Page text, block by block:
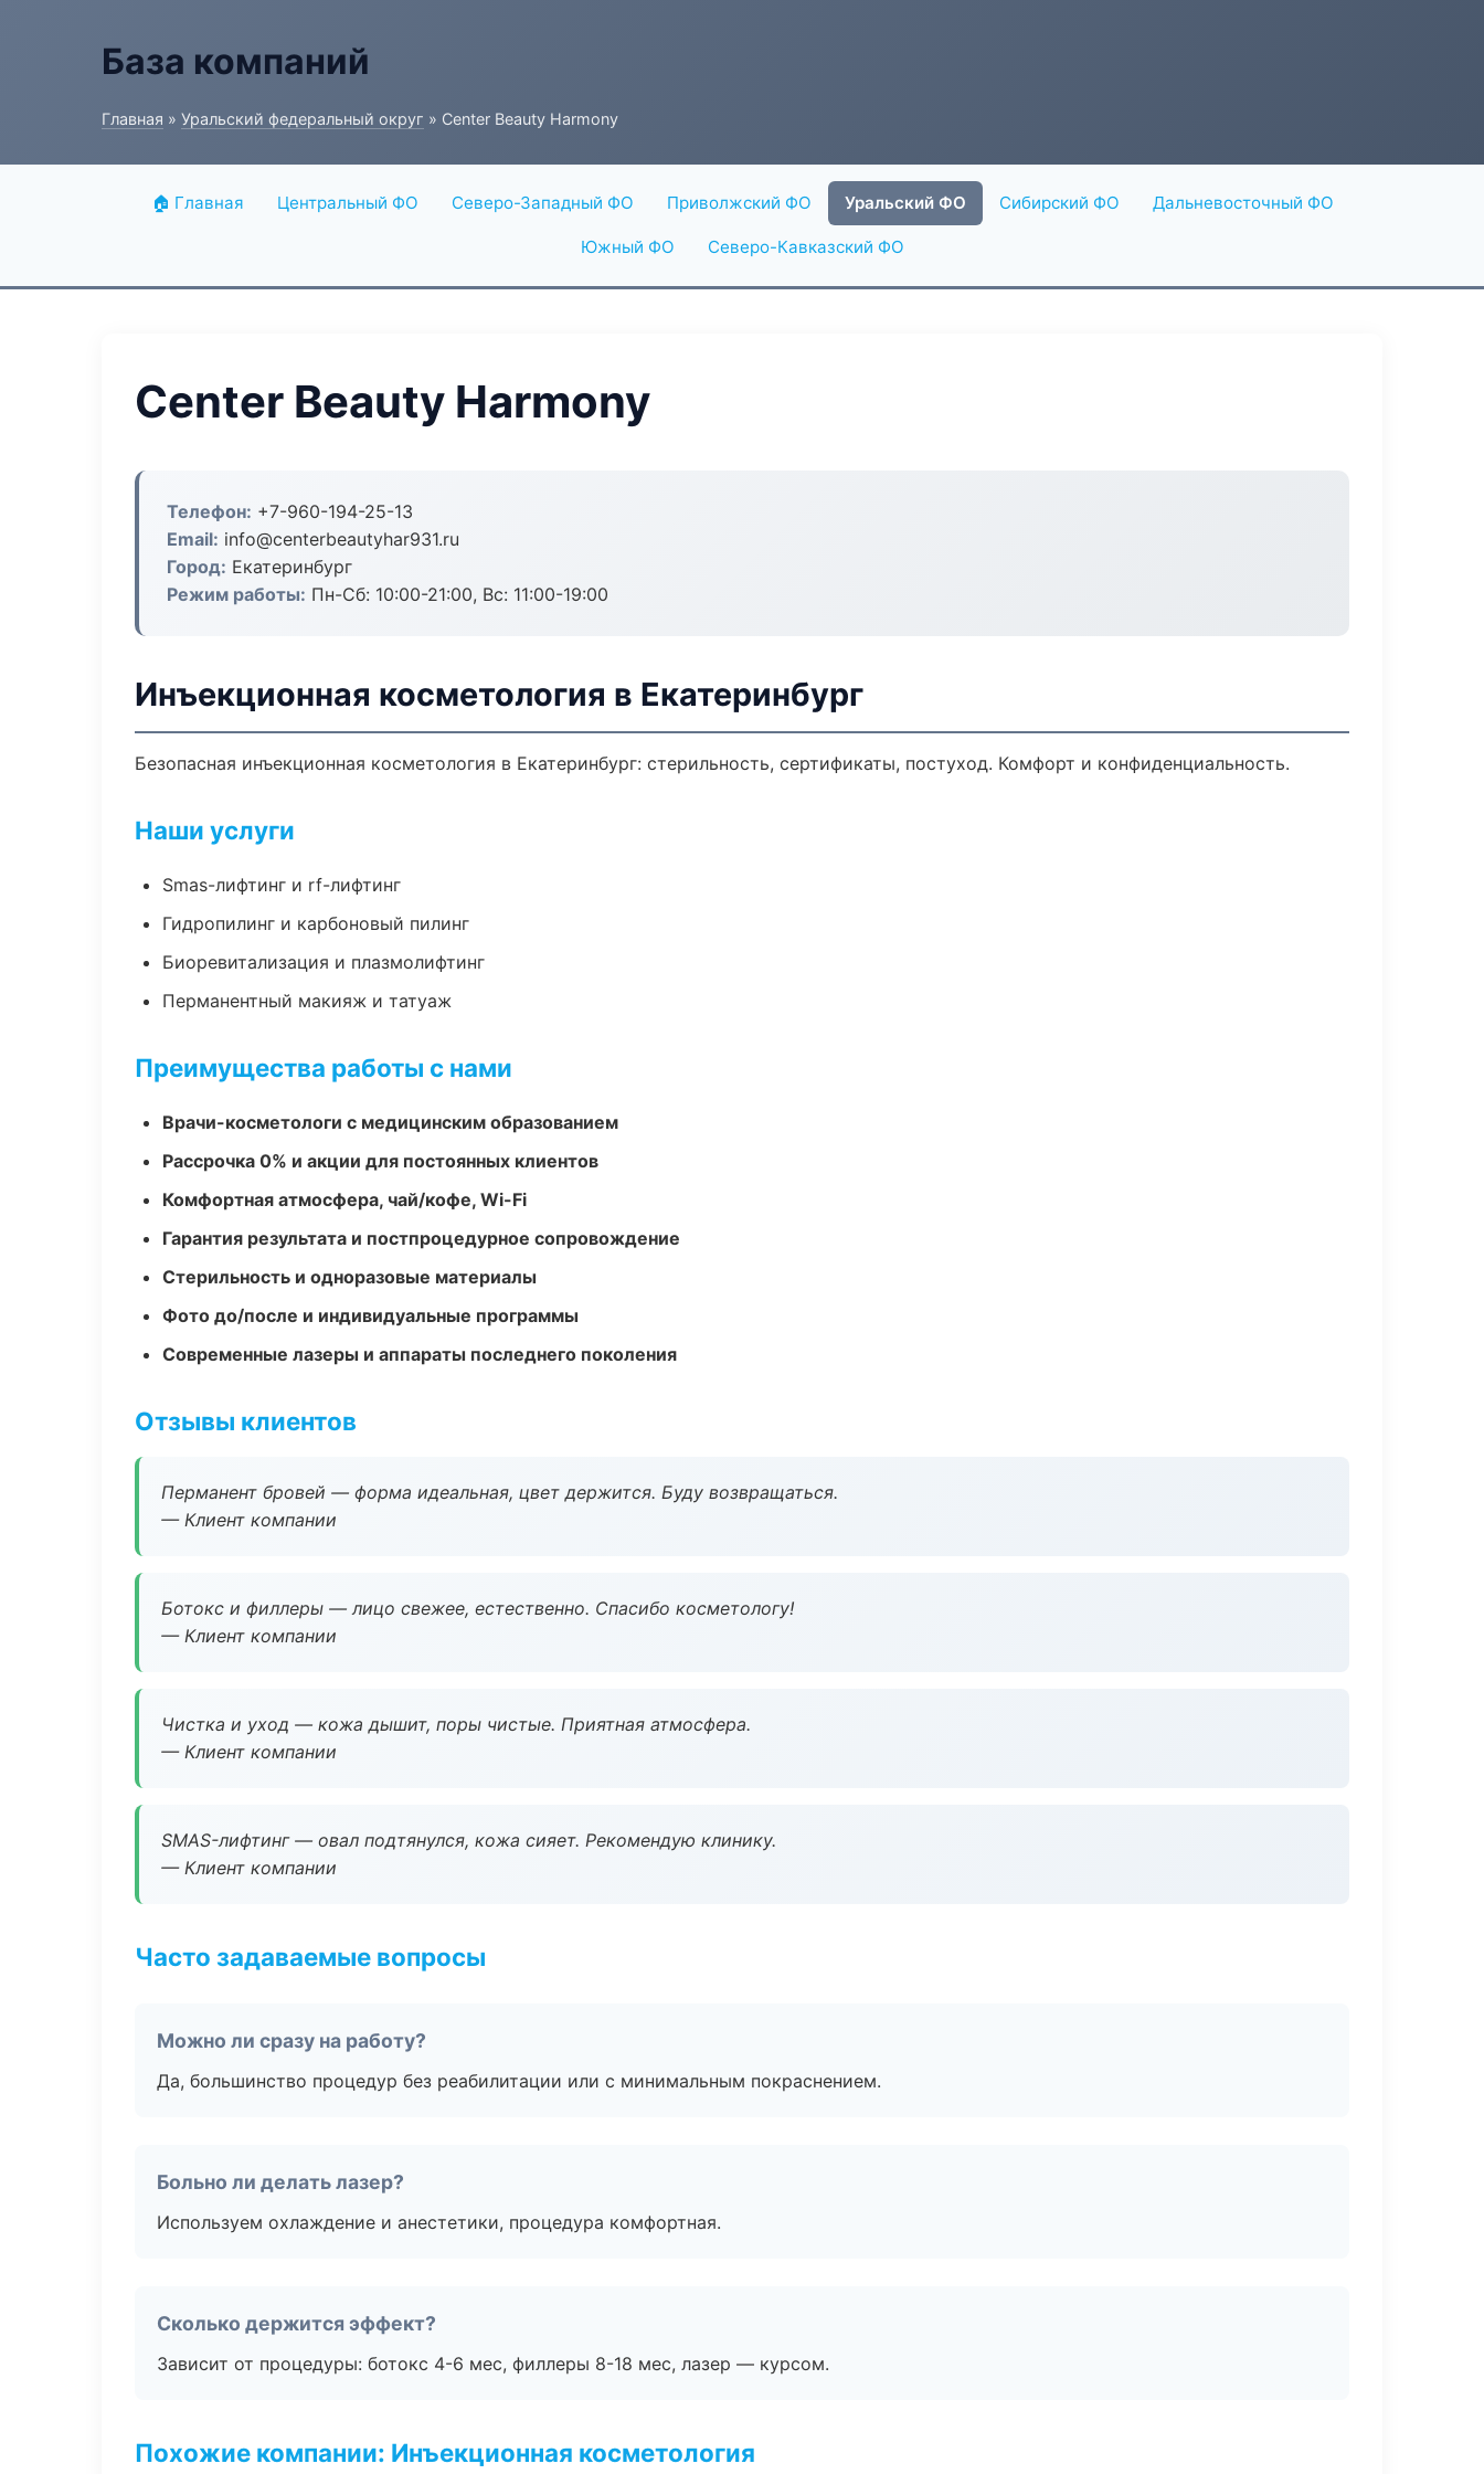
База компаний
Главная » Уральский федеральный округ » Center Beauty Harmony
🏠 Главная Центральный ФО Северо-Западный ФО Приволжский ФО Уральский ФО Сибирский ФО Дальневосточный ФО
Южный ФО Северо-Кавказский ФО
Center Beauty Harmony
Телефон: +7-960-194-25-13
Email: info@centerbeautyhar931.ru
Город: Екатеринбург
Режим работы: Пн-Сб: 10:00-21:00, Вс: 11:00-19:00
Инъекционная косметология в Екатеринбург
Безопасная инъекционная косметология в Екатеринбург: стерильность, сертификаты, постуход. Комфорт и конфиденциальность.
Наши услуги
Smas-лифтинг и rf-лифтинг
Гидропилинг и карбоновый пилинг
Биоревитализация и плазмолифтинг
Перманентный макияж и татуаж
Преимущества работы с нами
Врачи-косметологи с медицинским образованием
Рассрочка 0% и акции для постоянных клиентов
Комфортная атмосфера, чай/кофе, Wi-Fi
Гарантия результата и постпроцедурное сопровождение
Стерильность и одноразовые материалы
Фото до/после и индивидуальные программы
Современные лазеры и аппараты последнего поколения
Отзывы клиентов
Перманент бровей — форма идеальная, цвет держится. Буду возвращаться.
— Клиент компании
Ботокс и филлеры — лицо свежее, естественно. Спасибо косметологу!
— Клиент компании
Чистка и уход — кожа дышит, поры чистые. Приятная атмосфера.
— Клиент компании
SMAS-лифтинг — овал подтянулся, кожа сияет. Рекомендую клинику.
— Клиент компании
Часто задаваемые вопросы
Можно ли сразу на работу?
Да, большинство процедур без реабилитации или с минимальным покраснением.
Больно ли делать лазер?
Используем охлаждение и анестетики, процедура комфортная.
Сколько держится эффект?
Зависит от процедуры: ботокс 4-6 мес, филлеры 8-18 мес, лазер — курсом.
Похожие компании: Инъекционная косметология